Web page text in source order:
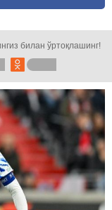
билан ўртоқлашинг!